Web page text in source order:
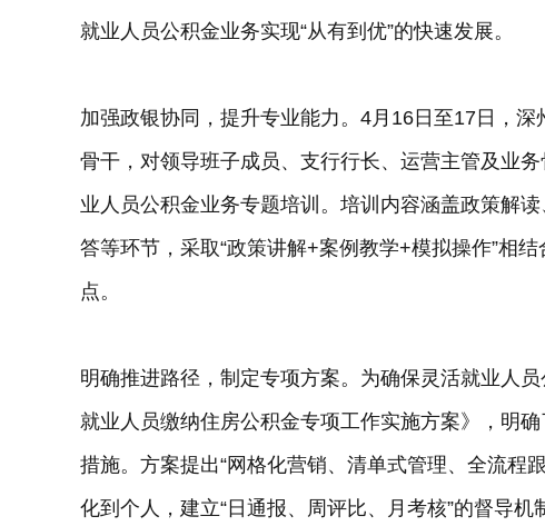
就业人员公积金业务实现“从有到优”的快速发展。
加强政银协同，提升专业能力。4月16日至17日，
骨干，对领导班子成员、支行行长、运营主管及业
业人员公积金业务专题培训。培训内容涵盖政策解
答等环节，采取“政策讲解+案例教学+模拟操作”相
点。
明确推进路径，制定专项方案。为确保灵活就业人
就业人员缴纳住房公积金专项工作实施方案》，明
措施。方案提出“网格化营销、清单式管理、全流程
化到个人，建立“日通报、周评比、月考核”的督导